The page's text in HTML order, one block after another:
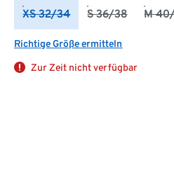
XS 32/34 S 36/38 M
Richtige Größe ermitteln
Zur Zeit nicht verfügbar